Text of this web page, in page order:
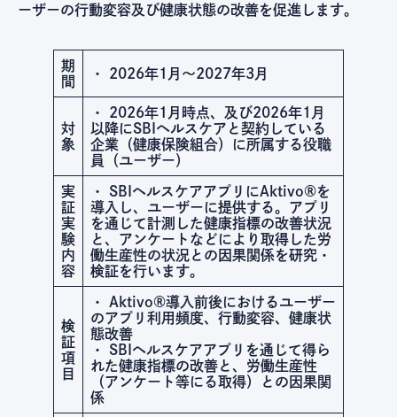
ーザーの行動変容及び健康状態の改善を促進します。
期
間
・ 2026年1月～2027年3月
対
象
・ 2026年1月時点、及び2026年1月
以降にSBIヘルスケアと契約している
企業（健康保険組合）に所属する役職
員（ユーザー）
実
証
実
験
内
容
・ SBIヘルスケアアプリにAktivo®を
導入し、ユーザーに提供する。アプリ
を通じて計測した健康指標の改善状況
と、アンケートなどにより取得した労
働生産性の状況との因果関係を研究・
検証を行います。
検
証
項
目
・ Aktivo®導入前後におけるユーザー
のアプリ利用頻度、行動変容、健康状
態改善
・ SBIヘルスケアアプリを通じて得ら
れた健康指標の改善と、労働生産性
（アンケート等にる取得）との因果関
係